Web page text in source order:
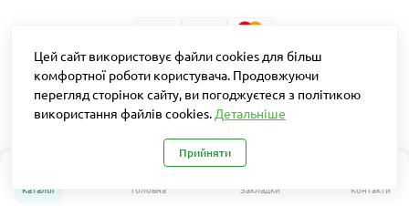
Каталог Головна Закладки Контакти
Розробник: Intent Solutions
Агро Рітейл © 2026
Цей сайт використовує файли cookies для більш
комфортної роботи користувача. Продовжуючи
перегляд сторінок сайту, ви погоджуєтеся з політикою
використання файлів cookies. Детальніше
Прийняти